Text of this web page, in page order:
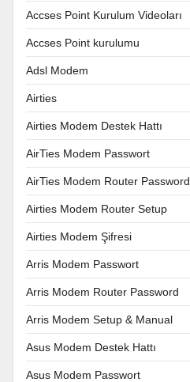
Accses Point Kurulum Videoları
Accses Point kurulumu
Adsl Modem
Airties
Airties Modem Destek Hattı
AirTies Modem Passwort
AirTies Modem Router Password
Airties Modem Router Setup
Airties Modem Şifresi
Arris Modem Passwort
Arris Modem Router Password
Arris Modem Setup & Manual
Asus Modem Destek Hattı
Asus Modem Passwort